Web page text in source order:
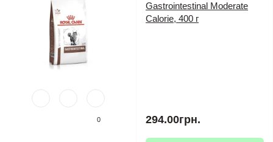
0
Gastrointestinal Moderate
Calorie, 400 г
294.00грн.